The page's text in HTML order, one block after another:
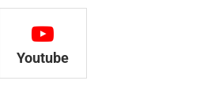
Youtube